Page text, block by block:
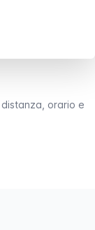
orario e